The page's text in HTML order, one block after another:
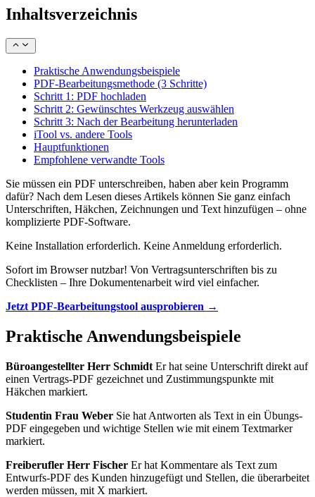
Inhaltsverzeichnis
Praktische Anwendungsbeispiele
PDF-Bearbeitungsmethode (3 Schritte)
Schritt 1: PDF hochladen
Schritt 2: Gewünschtes Werkzeug auswählen
Schritt 3: Nach der Bearbeitung herunterladen
iTool vs. andere Tools
Hauptfunktionen
Empfohlene verwandte Tools
Sie müssen ein PDF unterschreiben, haben aber kein Programm
dafür? Nach dem Lesen dieses Artikels können Sie ganz einfach
Unterschriften, Häkchen, Zeichnungen und Text hinzufügen – ohne
komplizierte PDF-Software.
Keine Installation erforderlich. Keine Anmeldung erforderlich.
Sofort im Browser nutzbar! Von Vertragsunterschriften bis zu
Checklisten – Ihre Dokumentenarbeit wird viel einfacher.
Jetzt PDF-Bearbeitungstool ausprobieren →
Praktische Anwendungsbeispiele
Büroangestellter Herr Schmidt Er hat seine Unterschrift direkt auf
einen Vertrags-PDF gezeichnet und Zustimmungspunkte mit
Häkchen markiert.
Studentin Frau Weber Sie hat Antworten als Text in ein Übungs-
PDF eingegeben und wichtige Stellen wie mit einem Textmarker
markiert.
Freiberufler Herr Fischer Er hat Kommentare als Text zum
Entwurfs-PDF des Kunden hinzugefügt und Stellen, die überarbeitet
werden müssen, mit X markiert.